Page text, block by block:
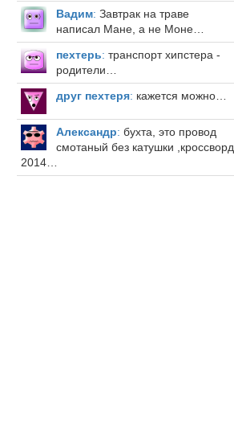
Вадим: Завтрак на траве
написал Мане, а не Моне…
пехтерь: транспорт хипстера -
родители…
друг пехтеря: кажется можно…
Александр: бухта, это провод
смотаный без катушки ,кроссворд
2014…